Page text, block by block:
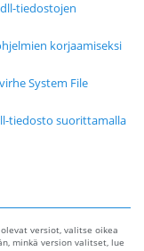
tiedostojen
korjaamiseksi
System File
tiedosto suorittamalla
versiot, valitse oikea
minkä version valitset, lue